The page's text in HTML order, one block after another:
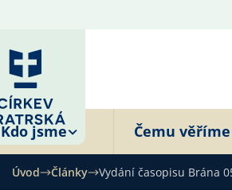
Kdo jsme Čemu věříme
Úvod Články Vydání časopisu Brána